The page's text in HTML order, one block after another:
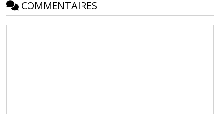
COMMENTAIRES